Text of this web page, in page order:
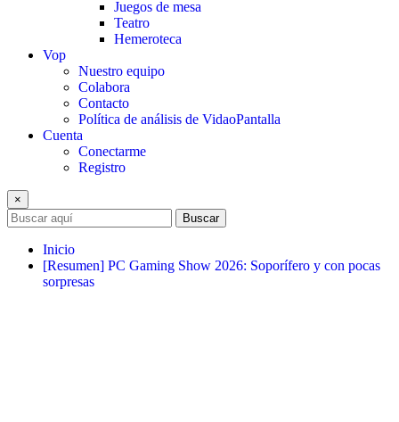
Juegos de mesa
Teatro
Hemeroteca
Vop
Nuestro equipo
Colabora
Contacto
Política de análisis de VidaoPantalla
Cuenta
Conectarme
Registro
×
Buscar
Inicio
[Resumen] PC Gaming Show 2026: Soporífero y con pocas
sorpresas